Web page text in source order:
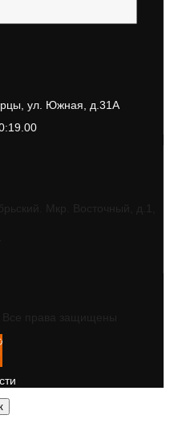
ул. Южная, д.31А